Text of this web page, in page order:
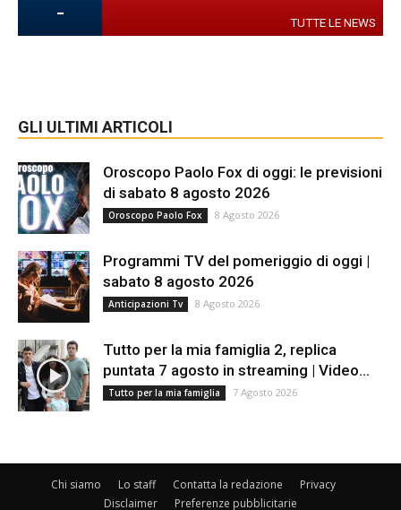
- TUTTE LE NEWS
GLI ULTIMI ARTICOLI
Oroscopo Paolo Fox di oggi: le previsioni
di sabato 8 agosto 2026
Oroscopo Paolo Fox 8 Agosto 2026
Programmi TV del pomeriggio di oggi |
sabato 8 agosto 2026
Anticipazioni Tv 8 Agosto 2026
Tutto per la mia famiglia 2, replica
puntata 7 agosto in streaming | Video...
Tutto per la mia famiglia 7 Agosto 2026
Chi siamo Lo staff Contatta la redazione
Privacy
Disclaimer
Preferenze pubblicitarie